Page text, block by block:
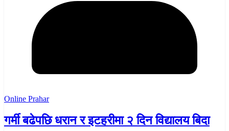
Online Prahar
गर्मी बढेपछि धरान र इटहरीमा २ दिन विद्यालय बिदा